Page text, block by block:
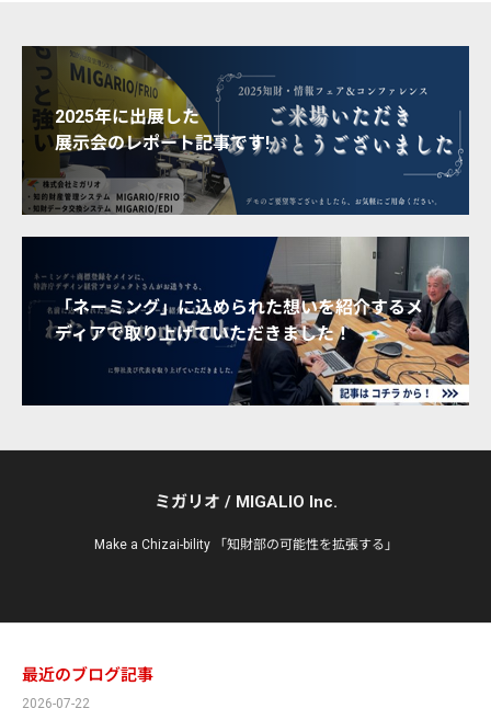
2025年に出展した
展示会のレポート記事です!
「ネーミング」に込められた想いを紹介するメ
ディアで取り上げていただきました！
ミガリオ / MIGALIO Inc.
Make a Chizai-bility 「知財部の可能性を拡張する」
最近のブログ記事
2026-07-22